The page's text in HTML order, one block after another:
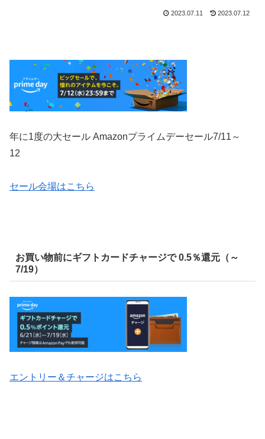
2023.07.11 2023.07.12
年に1度の大セール Amazonプライムデーセール7/11～
12
セール会場はこちら
お買い物前にギフトカードチャージで 0.5％還元（～
7/19）
エントリー＆チャージはこちら